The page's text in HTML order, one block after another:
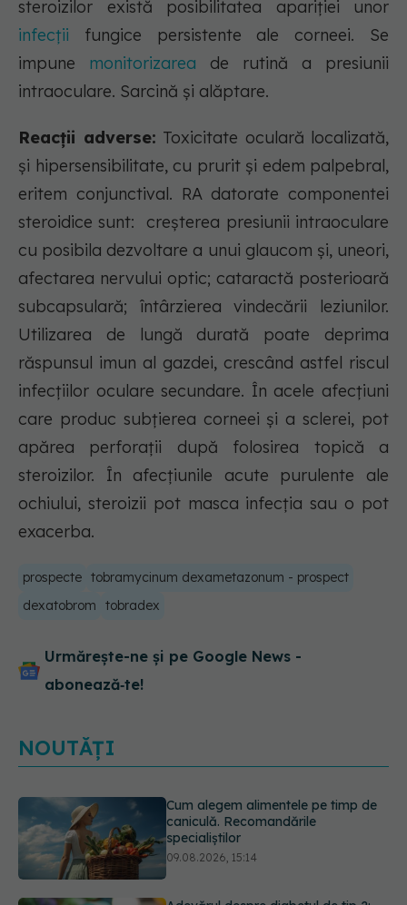
steroizilor există posibilitatea apariţiei unor
infecţii fungice persistente ale corneei. Se
impune monitorizarea de rutină a presiunii
intraoculare. Sarcină şi alăptare.
Reacții adverse: Toxicitate oculară localizată,
şi hipersensibilitate, cu prurit şi edem palpebral,
eritem conjunctival. RA datorate componentei
steroidice sunt: creşterea presiunii intraoculare
cu posibila dezvoltare a unui glaucom şi, uneori,
afectarea nervului optic; cataractă posterioară
subcapsulară; întârzierea vindecării leziunilor.
Utilizarea de lungă durată poate deprima
răspunsul imun al gazdei, crescând astfel riscul
infecţiilor oculare secundare. În acele afecţiuni
care produc subţierea corneei şi a sclerei, pot
apărea perforaţii după folosirea topică a
steroizilor. În afecţiunile acute purulente ale
ochiului, steroizii pot masca infecţia sau o pot
exacerba.
prospecte tobramycinum dexametazonum - prospect
dexatobrom
tobradex
Urmărește-ne și pe Google News -
abonează‑te!
NOUTĂȚI
Adevărul despre diabetul de tip 2:
ce greșeli fac majoritatea oamenilor.
5 mituri demontate de medici
09.08.2026, 15:00